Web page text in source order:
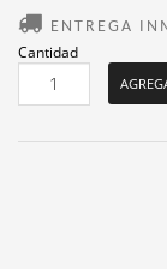
ENTREGA
Cantidad